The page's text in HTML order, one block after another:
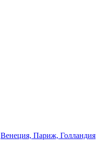
Венеция, Париж, Голландия